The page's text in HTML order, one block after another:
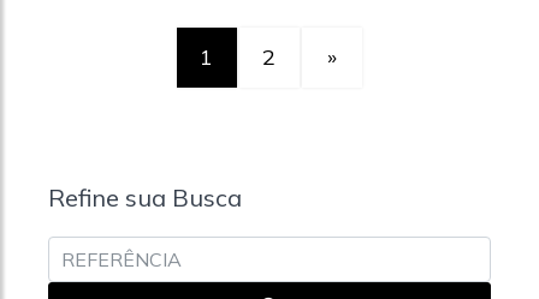
1 2 »
Refine sua Busca